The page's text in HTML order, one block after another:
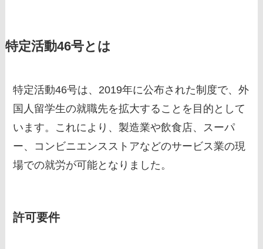
特定活動46号とは
特定活動46号は、2019年に公布された制度で、外
国人留学生の就職先を拡大することを目的として
います。これにより、製造業や飲食店、スーパ
ー、コンビニエンスストアなどのサービス業の現
場での就労が可能となりました。
許可要件